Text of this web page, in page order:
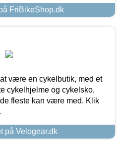
FriBikeShop.dk
være en cykelbutik, med et
cykelhjelme og cykelsko,
fleste kan være med. Klik
på Velogear.dk